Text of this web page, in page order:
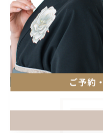
< 前のページ